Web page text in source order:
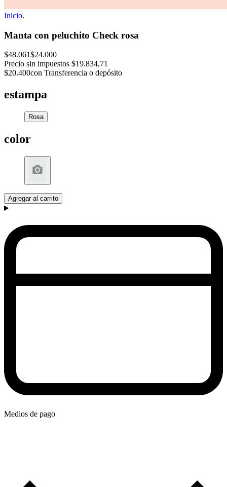
Inicio.
Manta con peluchito Check rosa
$48.061$24.000
Precio sin impuestos $19.834,71
$20.400con Transferencia o depósito
estampa
Rosa
color
Agregar al carrito
Medios de pago